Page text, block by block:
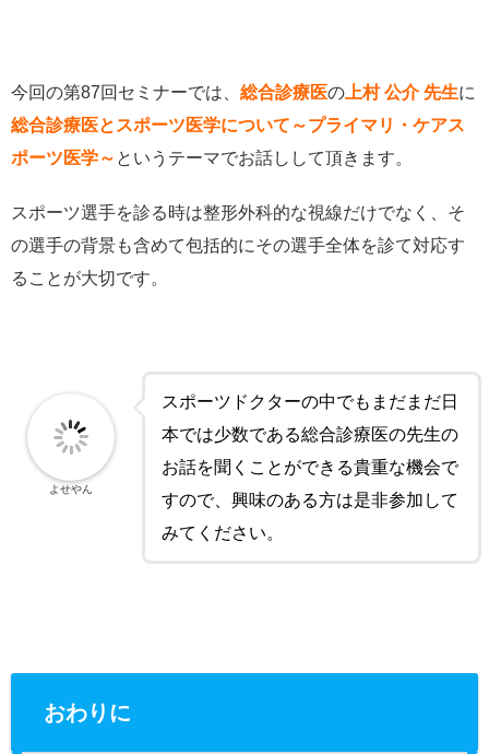
今回の第87回セミナーでは、 総合診療医の 上村 公介先生に
総合診療医とスポーツ医学について～プライマリ・ケアス
ポーツ医学～ というテーマでお話しして頂きます。
スポーツ選手を診る時は整形外科的な視線だけでなく、そ
の選手の背景も含めて包括的にその選手全体を診て対応す
ることが大切です。
スポーツドクターの中でもまだまだ日
本では少数である総合診療医の先生の
お話を聞くことができる貴重な機会で
すので、興味のある方は是非参加して
みてください。
よせやん
おわりに